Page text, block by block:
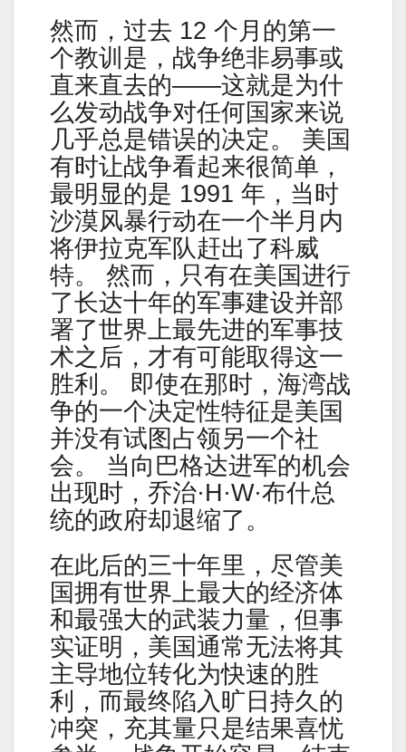
然而，过去 12 个月的第一
个教训是，战争绝非易事或
直来直去的——这就是为什
么发动战争对任何国家来说
几乎总是错误的决定。 美国
有时让战争看起来很简单，
最明显的是 1991 年，当时
沙漠风暴行动在一个半月内
将伊拉克军队赶出了科威
特。 然而，只有在美国进行
了长达十年的军事建设并部
署了世界上最先进的军事技
术之后，才有可能取得这一
胜利。 即使在那时，海湾战
争的一个决定性特征是美国
并没有试图占领另一个社
会。 当向巴格达进军的机会
出现时，乔治·H·W·布什总
统的政府却退缩了。
在此后的三十年里，尽管美
国拥有世界上最大的经济体
和最强大的武装力量，但事
实证明，美国通常无法将其
主导地位转化为快速的胜
利，而最终陷入旷日持久的
冲突，充其量只是结果喜忧